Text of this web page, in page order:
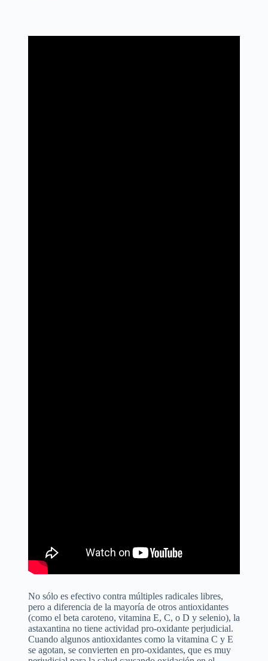
No sólo es efectivo contra múltiples radicales libres,
pero a diferencia de la mayoría de otros antioxidantes
(como el beta caroteno, vitamina E, C, o D y selenio), la
astaxantina no tiene actividad pro-oxidante perjudicial.
Cuando algunos antioxidantes como la vitamina C y E
se agotan, se convierten en pro-oxidantes, que es muy